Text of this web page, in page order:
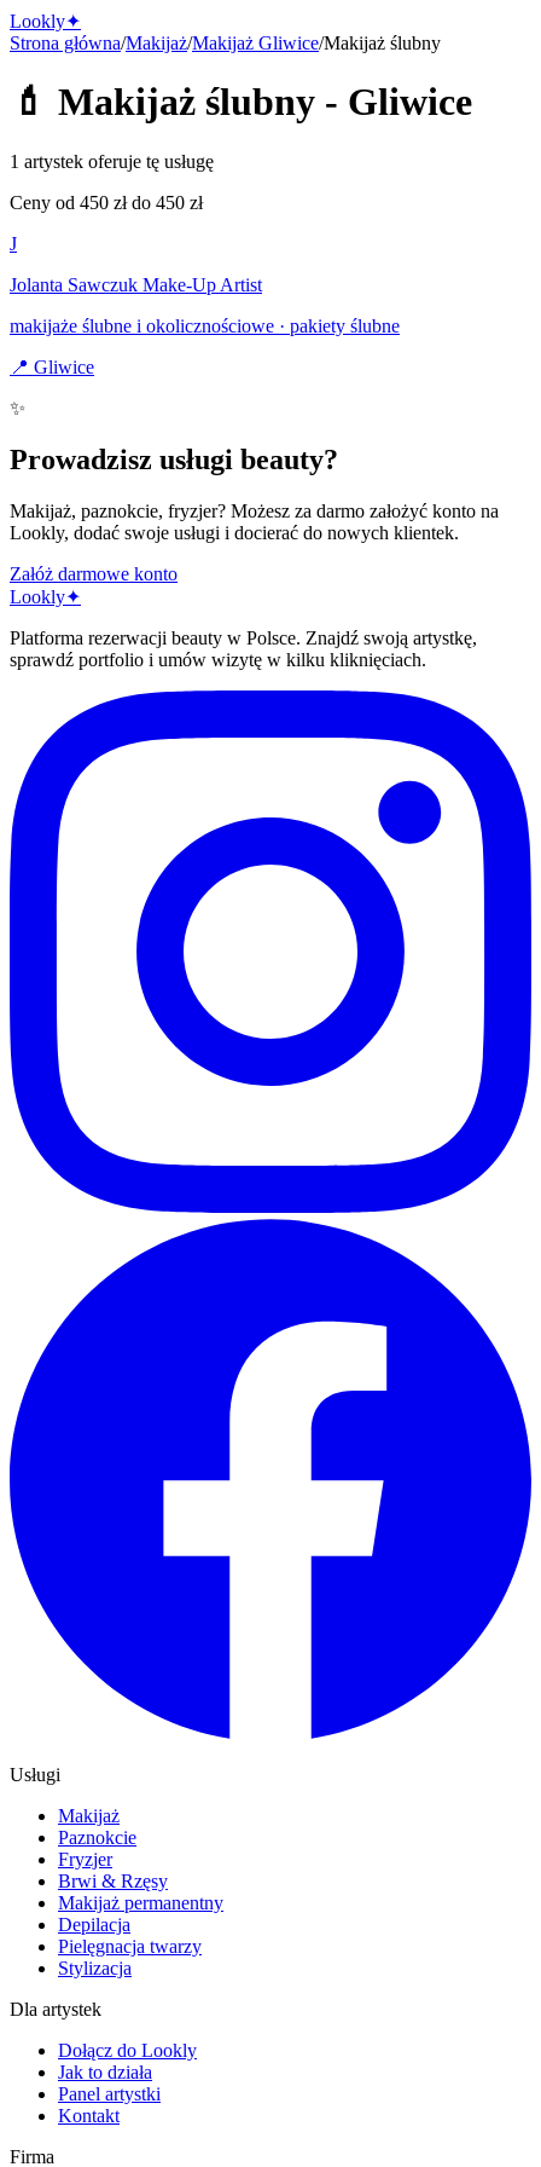
Lookly✦
Strona główna/Makijaż/Makijaż Gliwice/Makijaż ślubny
💄 Makijaż ślubny - Gliwice
1 artystek oferuje tę usługę
Ceny od 450 zł do 450 zł
J
Jolanta Sawczuk Make-Up Artist
makijaże ślubne i okolicznościowe · pakiety ślubne
📍 Gliwice
✨
Prowadzisz usługi beauty?
Makijaż, paznokcie, fryzjer? Możesz za darmo założyć konto na
Lookly, dodać swoje usługi i docierać do nowych klientek.
Załóż darmowe konto
Lookly✦
Platforma rezerwacji beauty w Polsce. Znajdź swoją artystkę,
sprawdź portfolio i umów wizytę w kilku kliknięciach.
Usługi
Makijaż
Paznokcie
Fryzjer
Brwi & Rzęsy
Makijaż permanentny
Depilacja
Pielęgnacja twarzy
Stylizacja
Dla artystek
Dołącz do Lookly
Jak to działa
Panel artystki
Kontakt
Firma